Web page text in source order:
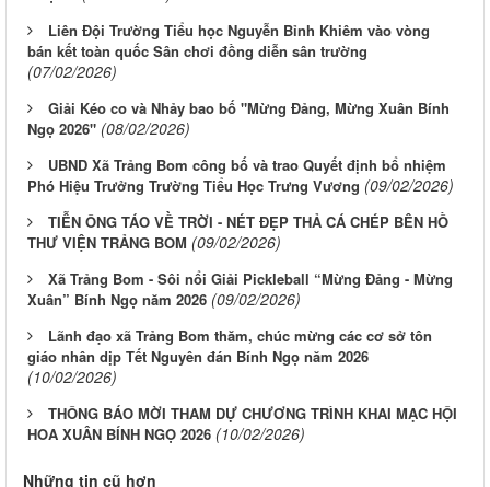
Liên Đội Trường Tiểu học Nguyễn Bỉnh Khiêm vào vòng
bán kết toàn quốc Sân chơi đồng diễn sân trường
(07/02/2026)
Giải Kéo co và Nhảy bao bố "Mừng Đảng, Mừng Xuân Bính
Ngọ 2026" (08/02/2026)
UBND Xã Trảng Bom công bố và trao Quyết định bổ nhiệm
Phó Hiệu Trưởng Trường Tiểu Học Trưng Vương (09/02/2026)
TIỄN ÔNG TÁO VỀ TRỜI - NÉT ĐẸP THẢ CÁ CHÉP BÊN HỒ
THƯ VIỆN TRẢNG BOM (09/02/2026)
Xã Trảng Bom - Sôi nổi Giải Pickleball “Mừng Đảng - Mừng
Xuân” Bính Ngọ năm 2026 (09/02/2026)
Lãnh đạo xã Trảng Bom thăm, chúc mừng các cơ sở tôn
giáo nhân dịp Tết Nguyên đán Bính Ngọ năm 2026
(10/02/2026)
THÔNG BÁO MỜI THAM DỰ CHƯƠNG TRÌNH KHAI MẠC HỘI
HOA XUÂN BÍNH NGỌ 2026 (10/02/2026)
Những tin cũ hơn